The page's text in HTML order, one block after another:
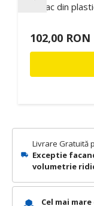
Livrare Gratuită
Exceptie
volumetrie
Cel mai
Capac din
102,00 RON